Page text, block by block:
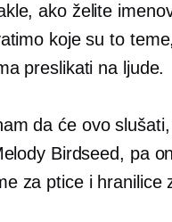
ako želite
koje su to
preslikati na ljude.
da će ovo
Birdseed, pa
za ptice i hranilice